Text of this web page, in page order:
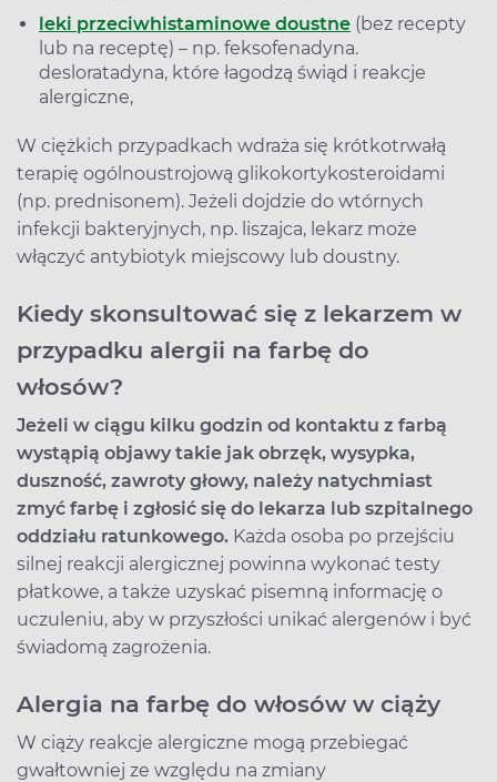
leki przeciwhistaminowe doustne (bez recepty
lub na receptę) – np. feksofenadyna.
desloratadyna, które łagodzą świąd i reakcje
alergiczne,
W ciężkich przypadkach wdraża się krótkotrwałą
terapię ogólnoustrojową glikokortykosteroidami
(np. prednisonem). Jeżeli dojdzie do wtórnych
infekcji bakteryjnych, np. liszajca, lekarz może
włączyć antybiotyk miejscowy lub doustny.
Kiedy skonsultować się z lekarzem w
przypadku alergii na farbę do
włosów?
Jeżeli w ciągu kilku godzin od kontaktu z farbą
wystąpią objawy takie jak obrzęk, wysypka,
duszność, zawroty głowy, należy natychmiast
zmyć farbę i zgłosić się do lekarza lub szpitalnego
oddziału ratunkowego. Każda osoba po przejściu
silnej reakcji alergicznej powinna wykonać testy
płatkowe, a także uzyskać pisemną informację o
uczuleniu, aby w przyszłości unikać alergenów i być
świadomą zagrożenia.
Alergia na farbę do włosów w ciąży
W ciąży reakcje alergiczne mogą przebiegać
gwałtowniej ze względu na zmiany